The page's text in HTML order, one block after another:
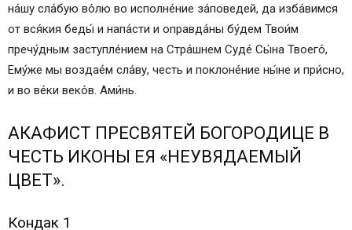
на́­шу сла́бую во́лю во ис­пол­не́­ние за́­по­ве­дей, да изба́вимся
от вся́­кия бе­ды́ и на­па́с­ти и оправда́ны бу́дем Тво­и́м
пречу́дным заступле́нием на Стра́шнем Су­де́ Сы́­на Тво­его́,
Ему́­же мы воздае́м сла́­ву, честь и поклоне́ние ны́­не и при́с­но,
и во ве́­ки ве­ко́в. Ами́нь.
АКАФИСТ ПРЕСВЯТЕЙ БОГОРОДИЦЕ В
ЧЕСТЬ ИКОНЫ ЕЯ «НЕУВЯДАЕМЫЙ
ЦВЕТ».
Кондак 1